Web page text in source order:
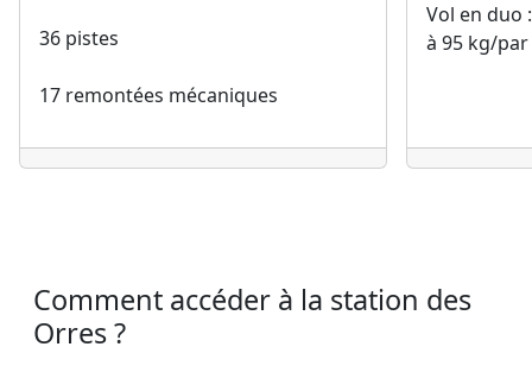
36 pistes
17 remontées mécaniques
Vol en duo
à 95 kg/
Comment accéder à la station des
Orres ?